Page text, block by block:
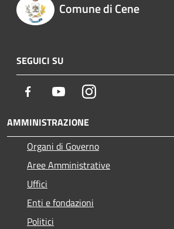
Comune di Cene
SEGUICI SU
Facebook YoutubeInstagram
AMMINISTRAZIONE
Organi di Governo
Aree Amministrative
Uffici
Enti e fondazioni
Politici